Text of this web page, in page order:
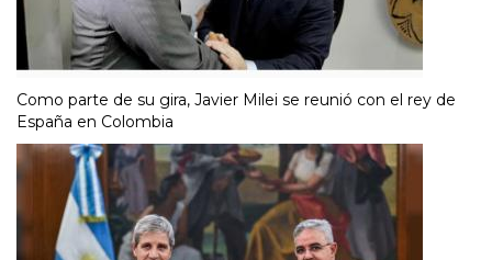
Como parte de su gira, Javier Milei se reunió con el rey de
España en Colombia